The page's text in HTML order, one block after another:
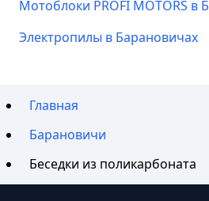
Мотоблоки PROFI MOTORS в
Электропилы в Барановичах
Главная
Барановичи
Беседки из поликарбоната